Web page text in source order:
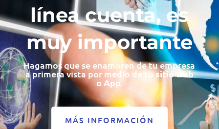
línea cuenta, es
muy importante
Hagamos que se enamoren de tu empresa
a primera vista por medio de tu sitio web
o App.
MÁS INFORMACIÓN